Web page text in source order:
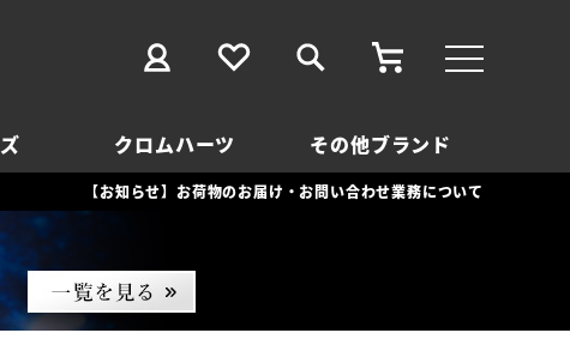
クロムハーツ その他ブランド
【お知らせ】お荷物のお届け・お問い合わせ業務について